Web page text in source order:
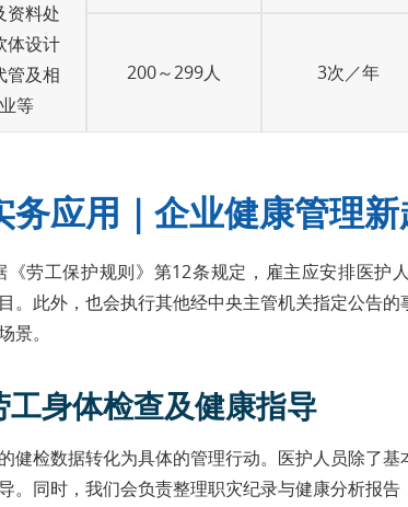
资料处
体设计
管及相
等
200～299人 3次／年
务应用｜企业健康管理
劳工保护规则》第12条规定，雇主应安排医护
。此外，也会执行其他经中央主管机关指定公告
景。
身体检查及健康指导
健检数据转化为具体的管理行动。医护人员除了
。同时，我们会负责整理职灾纪录与健康分析报